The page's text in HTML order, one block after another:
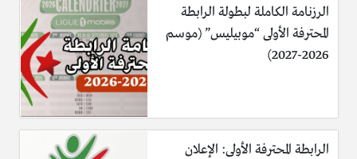
الرزنامة الكاملة لبطولة الرابطة
المحترفة الأولى “موبيليس” (موسم
2026-2027)
الرابطة المحترفة الأولى: الإعلان